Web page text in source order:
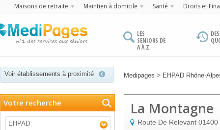
Maisons de retraite Maintien à domicile Santé Droits et
LES
SENIORS DE
A À Z
Voir établissements à proximité Medipages > EHPAD Rhône-
Votre recherche
EHPAD
La Montagne
Route De Relevant 01400